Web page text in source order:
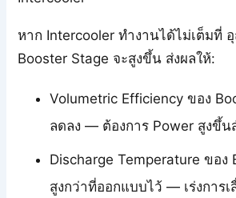
หาก Intercooler ทำงานได้ไม่เต็มที่
Booster Stage จะสูงขึ้น ส่งผลให้:
Volumetric Efficiency ของ
ลดลง — ต้องการ Power สูงขึ้น
Discharge Temperature ของ
สูงกว่าที่ออกแบบไว้ — เร่งการ